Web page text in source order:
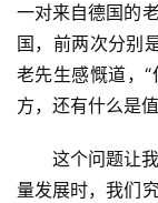
一对来自德国的
国，前两次分别
老先生感慨道，
方，还有什么是
这个问题让
量发展时，我们